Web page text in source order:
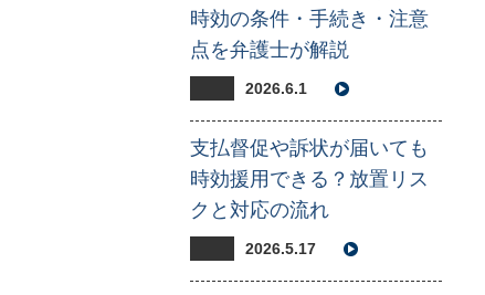
時効の条件・手続き・注意
点を弁護士が解説
2026.6.1
支払督促や訴状が届いても
時効援用できる？放置リス
クと対応の流れ
2026.5.17